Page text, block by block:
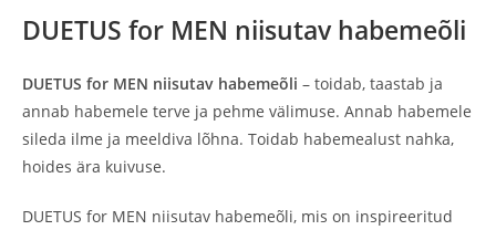
DUETUS for MEN niisutav habemeõli
DUETUS for MEN niisutav habemeõli – toidab, taastab ja
annab habemele terve ja pehme välimuse. Annab habemele
sileda ilme ja meeldiva lõhna. Toidab habemealust nahka,
hoides ära kuivuse.
DUETUS for MEN niisutav habemeõli, mis on inspireeritud